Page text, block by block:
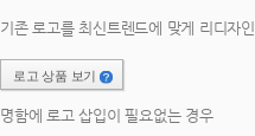
기존 로고를 최신트렌드에 맞게 리디자인
요청
로고 상품 보기
명함에 로고 삽입이 필요없는 경우